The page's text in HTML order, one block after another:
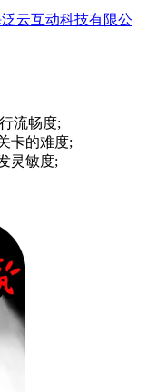
云互动科技有限公
流畅度;
卡的难度;
灵敏度;